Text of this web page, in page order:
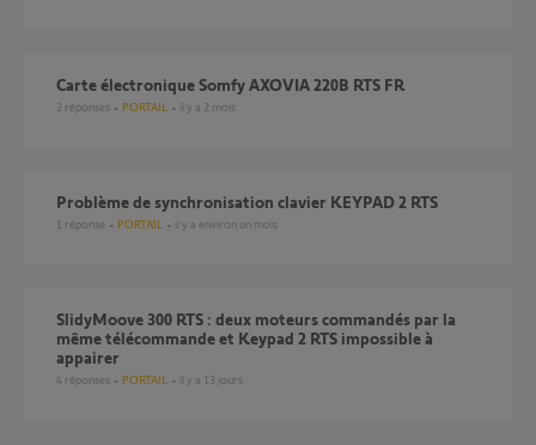
Carte électronique Somfy AXOVIA 220B RTS FR
2 réponses PORTAIL il y a 2 mois
Problème de synchronisation clavier KEYPAD 2 RTS
1 réponse PORTAIL il y a environ un mois
SlidyMoove 300 RTS : deux moteurs commandés par la
même télécommande et Keypad 2 RTS impossible à
appairer
4 réponses PORTAIL il y a 13 jours